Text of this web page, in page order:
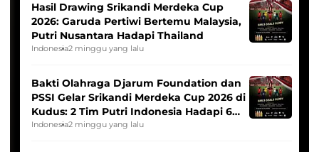
Hasil Drawing Srikandi Merdeka Cup
2026: Garuda Pertiwi Bertemu Malaysia,
Putri Nusantara Hadapi Thailand
Indonesia2 minggu yang lalu
Bakti Olahraga Djarum Foundation dan
PSSI Gelar Srikandi Merdeka Cup 2026 di
Kudus: 2 Tim Putri Indonesia Hadapi 6
Tim Asia
Indonesia2 minggu yang lalu